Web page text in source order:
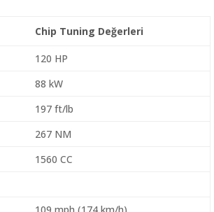
Chip Tuning Değerleri
120 HP
88 kW
197 ft/lb
267 NM
1560 CC